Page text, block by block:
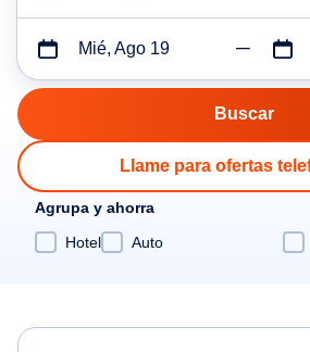
Mié, Ago 19
Llame para ofertas
Agrupa y ahorra
Hotel
Auto